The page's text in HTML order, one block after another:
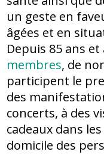
un geste en
âgées et en
Depuis 85 ans
membres, de
participent le
des
concerts, à des
cadeaux dans
domicile des